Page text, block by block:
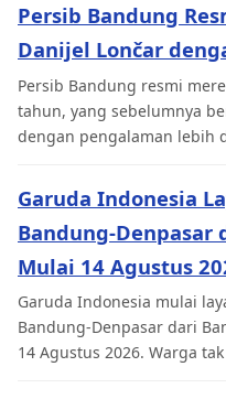
Persib Bandung
Danijel Lončar
Persib Bandung resmi
tahun, yang sebelumnya
dengan pengalaman lebih
Garuda Indonesia
Bandung-Denpasar
Mulai 14 Agustus
Garuda Indonesia mulai
Bandung-Denpasar dari
14 Agustus 2026. Warga